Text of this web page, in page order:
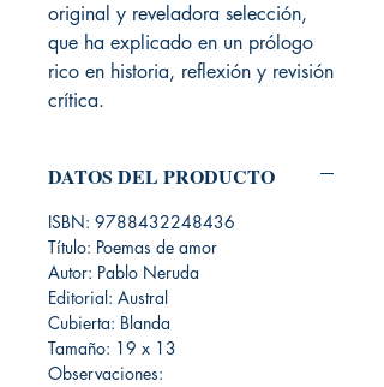
original y reveladora selección,
que ha explicado en un prólogo
rico en historia, reflexión y revisión
crítica.
DATOS DEL PRODUCTO
ISBN: 9788432248436
Título: Poemas de amor
Autor: Pablo Neruda
Editorial: Austral
Cubierta: Blanda
Tamaño: 19 x 13
Observaciones: